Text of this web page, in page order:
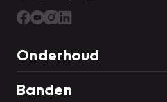
Onderhoud
Banden